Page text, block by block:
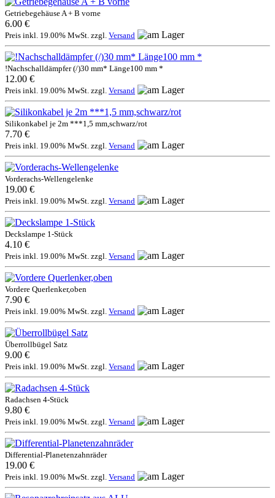
Getriebegehäuse A + B vorne
6.00 €
Preis inkl. 19.00% MwSt. zzgl. Versand
!Nachschalldämpfer (/)30 mm* Länge100 mm *
12.00 €
Preis inkl. 19.00% MwSt. zzgl. Versand
Silikonkabel je 2m ***1,5 mm,schwarz/rot
7.70 €
Preis inkl. 19.00% MwSt. zzgl. Versand
Vorderachs-Wellengelenke
19.00 €
Preis inkl. 19.00% MwSt. zzgl. Versand
Deckslampe 1-Stück
4.10 €
Preis inkl. 19.00% MwSt. zzgl. Versand
Vordere Querlenker,oben
7.90 €
Preis inkl. 19.00% MwSt. zzgl. Versand
Überrollbügel Satz
9.00 €
Preis inkl. 19.00% MwSt. zzgl. Versand
Radachsen 4-Stück
9.80 €
Preis inkl. 19.00% MwSt. zzgl. Versand
Differential-Planetenzahnräder
19.00 €
Preis inkl. 19.00% MwSt. zzgl. Versand